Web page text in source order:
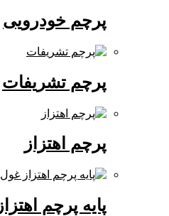
پرچم خودرویی
پرچم تشریفات
پرچم اهتزاز
پایه پرچم اهتزاز غول پیکر